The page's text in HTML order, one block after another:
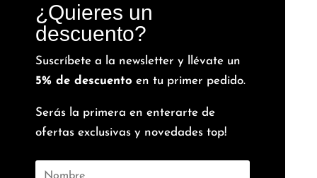
¿Quieres un
descuento?
Suscríbete a la newsletter y llévate un
5% de descuento en tu primer pedido.
Serás la primera en enterarte de
ofertas exclusivas y novedades top!